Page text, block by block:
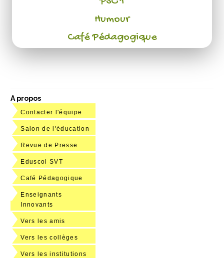
Humour
Café Pédagogique
A propos
Contacter l'équipe
Salon de l'éducation
Revue de Presse
Eduscol SVT
Café Pédagogique
Enseignants
Innovants
Vers les amis
Vers les collèges
Vers les institutions